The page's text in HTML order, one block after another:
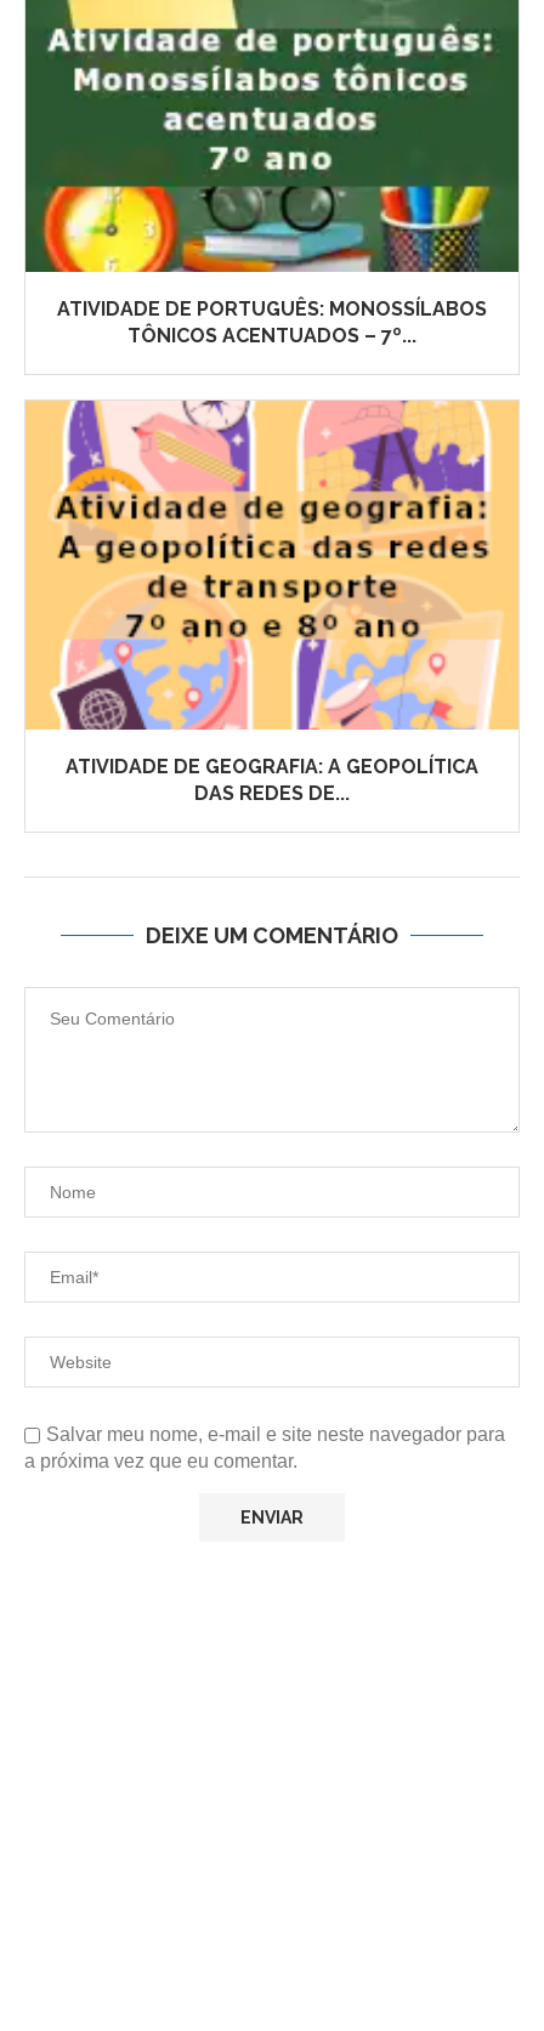
ATIVIDADE DE PORTUGUÊS: MONOSSÍLABOS
TÔNICOS ACENTUADOS – 7º...
ATIVIDADE DE GEOGRAFIA: A GEOPOLÍTICA
DAS REDES DE...
DEIXE UM COMENTÁRIO
Salvar meu nome, e-mail e site neste navegador para
a próxima vez que eu comentar.